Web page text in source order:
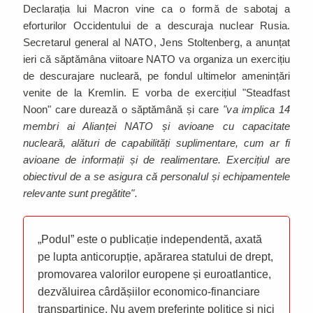
Declarația lui Macron vine ca o formă de sabotaj a
eforturilor Occidentului de a descuraja nuclear Rusia.
Secretarul general al NATO, Jens Stoltenberg, a anunțat
ieri că săptămâna viitoare NATO va organiza un exercițiu
de descurajare nucleară, pe fondul ultimelor amenințări
venite de la Kremlin. E vorba de exercițiul "Steadfast
Noon" care durează o săptămână și care "va implica 14
membri ai Alianței NATO și avioane cu capacitate
nucleară, alături de capabilități suplimentare, cum ar fi
avioane de informații și de realimentare. Exercițiul are
obiectivul de a se asigura că personalul și echipamentele
relevante sunt pregătite".
„Podul” este o publicație independentă, axată
pe lupta anticorupție, apărarea statului de drept,
promovarea valorilor europene și euroatlantice,
dezvăluirea cârdășiilor economico-financiare
transpartinice. Nu avem preferințe politice și nici